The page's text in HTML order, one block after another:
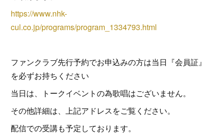
https://www.nhk-
cul.co.jp/programs/program_1334793.html
ファンクラブ先行予約でお申込みの方は当日『会員証』
を必ずお持ちください
当日は、トークイベントの為歌唱はございません。
その他詳細は、上記アドレスをご覧ください。
配信での受講も予定しております。